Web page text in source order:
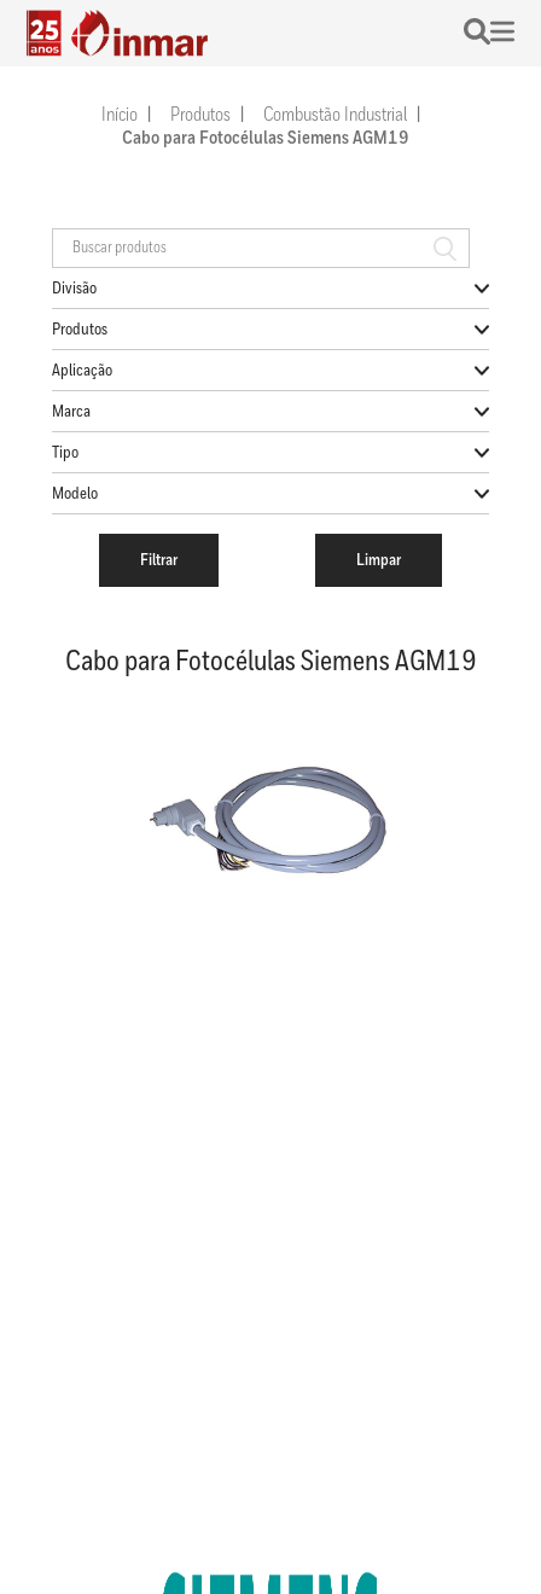
Início Produtos
Combustão Industrial
Cabo para Fotocélulas Siemens AGM19
Divisão
Produtos
Aplicação
Marca
Tipo
Modelo
Cabo para Fotocélulas Siemens AGM19